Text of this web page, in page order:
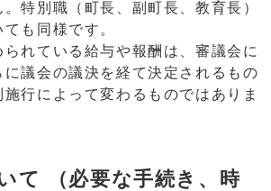
特別職（町長、副町長、教育長）
も同様です。
れている給与や報酬は、審議会に
に議会の議決を経て決定されるもの
行によって変わるものではありま
て （必要な手続き、時